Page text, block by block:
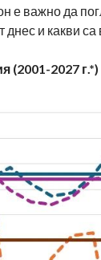
е важно да
и какви
(2001-2027 г.*)